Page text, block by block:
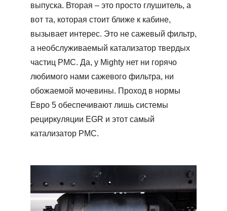
выпуска. Вторая – это просто глушитель, а
вот та, которая стоит ближе к кабине,
вызывает интерес. Это не сажевый фильтр,
а необслуживаемый катализатор твердых
частиц PMC. Да, у Mighty нет ни горячо
любимого нами сажевого фильтра, ни
обожаемой мочевины. Проход в нормы
Евро 5 обеспечивают лишь системы
рециркуляции EGR и этот самый
катализатор PMC.